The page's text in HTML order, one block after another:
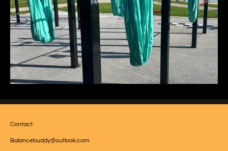
Contact:
Balancebuddy@outlook.com